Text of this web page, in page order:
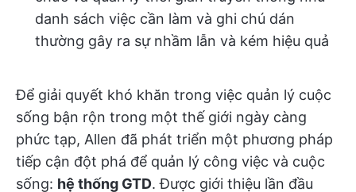
danh sách việc cần làm và ghi chú dán
thường gây ra sự nhầm lẫn và kém hiệu quả
Để giải quyết khó khăn trong việc quản lý cuộc
sống bận rộn trong một thế giới ngày càng
phức tạp, Allen đã phát triển một phương pháp
tiếp cận đột phá để quản lý công việc và cuộc
sống: hệ thống GTD. Được giới thiệu lần đầu